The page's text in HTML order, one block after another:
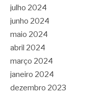
julho 2024
junho 2024
maio 2024
abril 2024
março 2024
janeiro 2024
dezembro 2023